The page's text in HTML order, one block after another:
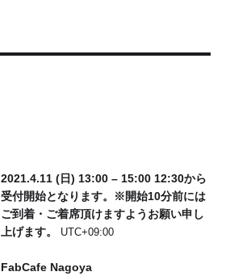
2021.4.11 (日) 13:00 – 15:00 12:30から
受付開始となります。※開始10分前には
ご到着・ご着席頂けますようお願い申し
上げます。
UTC+09:00
FabCafe Nagoya